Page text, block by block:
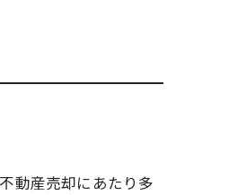
動産売却にあたり多